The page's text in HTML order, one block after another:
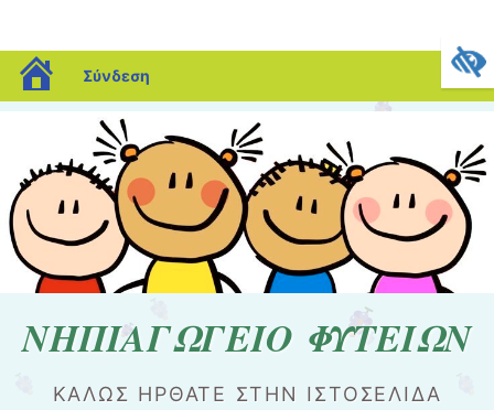
blogs.sch.gr
Σύνδεση
ΝΗΠΙΑΓΩΓΕΙΟ ΦΥΤΕΙΩΝ
ΚΑΛΏΣ ΉΡΘΑΤΕ ΣΤΗΝ ΙΣΤΟΣΕΛΊΔΑ